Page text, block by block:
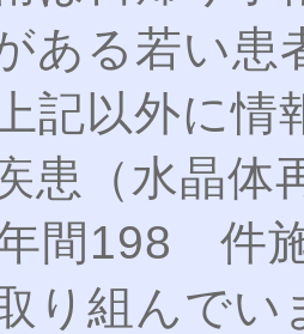
ある若い患
記以外に情
患（水晶体
間198 件
り組んでい